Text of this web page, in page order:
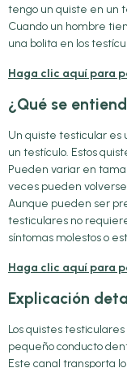
tengo un quiste en un
Cuando un hombre
una bolita en los
Haga clic aquí para
¿Qué se
Un quiste testicular es
un testículo. Estos
Pueden variar en
veces pueden
Aunque pueden ser
testiculares no
síntomas molestos o
Haga clic aquí para
Explicación
Los quistes
pequeño conducto
Este canal transporta